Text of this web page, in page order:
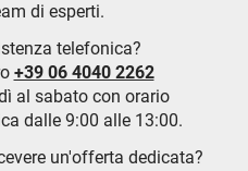
di esperti.
telefonica?
+39 06 4040 2262
al sabato con orario
dalle 9:00 alle 13:00.
un'offerta dedicata?